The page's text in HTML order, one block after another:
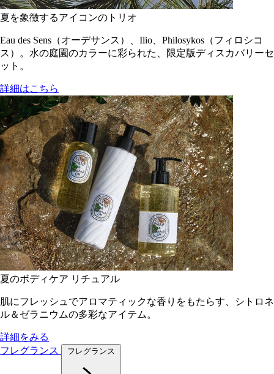
夏を象徴するアイコンのトリオ
Eau des Sens（オーデサンス）、Ilio、Philosykos（フィロシコ
ス）。水の庭園のカラーに彩られた、限定版ディスカバリーセ
ット。
詳細はこちら
夏のボディケア リチュアル
肌にフレッシュでアロマティックな香りをもたらす、シトロネ
ル＆ゼラニウムの多彩なアイテム。
詳細をみる
フレグランス
フレグランス